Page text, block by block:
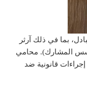
، بما في ذلك آرثر
المشارك). محامي
قانونية ضد